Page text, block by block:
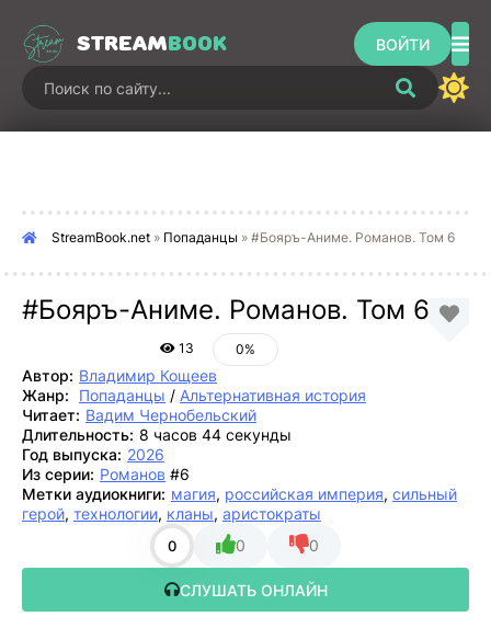
STREAMBOOK ВОЙТИ
StreamBook.net » Попаданцы » #Бояръ-Аниме. Романов. Том 6
#Бояръ-Аниме. Романов. Том 6
13 0%
Автор: Владимир Кощеев
Жанр:
Попаданцы / Альтернативная история
Читает: Вадим Чернобельский
Длительность: 8 часов 44 секунды
Год выпуска: 2026
Из серии: Романов #6
Метки аудиокниги: магия, российская империя, сильный
герой, технологии, кланы, аристократы
0 0 0
СЛУШАТЬ ОНЛАЙН